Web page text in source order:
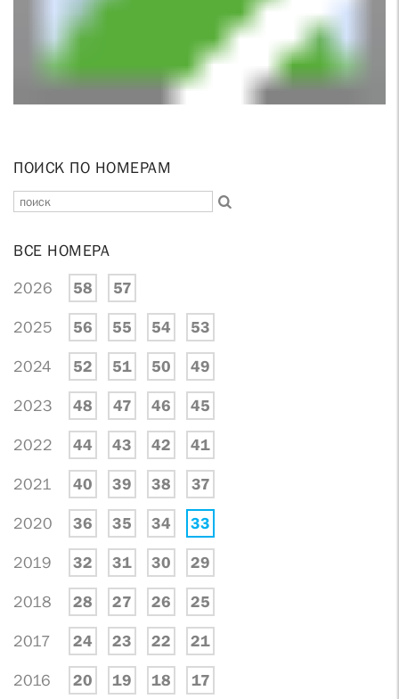
ПОИСК ПО НОМЕРАМ
ВСЕ НОМЕРА
2026 58 57
2025 56 55 54 53
2024 52 51 50 49
2023 48 47 46 45
2022 44 43 42 41
2021 40 39 38 37
2020 36 35 34 33
2019 32 31 30 29
2018 28 27 26 25
2017 24 23 22 21
2016 20 19 18 17